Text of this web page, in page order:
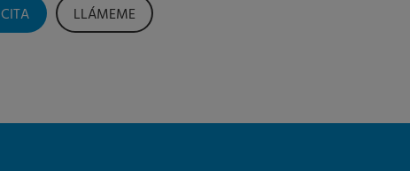
LLÁMEME